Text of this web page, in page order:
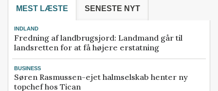
MEST LÆSTE SENESTE NYT
INDLAND
Fredning af landbrugsjord: Landmand går til
landsretten for at få højere erstatning
BUSINESS
Søren Rasmussen-ejet halmselskab henter ny
topchef hos Tican